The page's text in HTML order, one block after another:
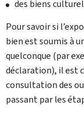
des biens
Pour savoir si
bien est soumis à
quelconque (par
déclaration), il est
consultation des
passant par les